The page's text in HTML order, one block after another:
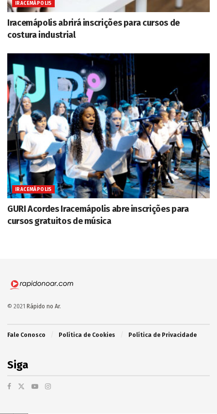
IRACEMÁPOLIS
Iracemápolis abrirá inscrições para cursos de
costura industrial
IRACEMÁPOLIS
GURI Acordes Iracemápolis abre inscrições para
cursos gratuitos de música
© 2021 Rápido no Ar.
Fale Conosco Política de Cookies Política de Privacidade
Siga